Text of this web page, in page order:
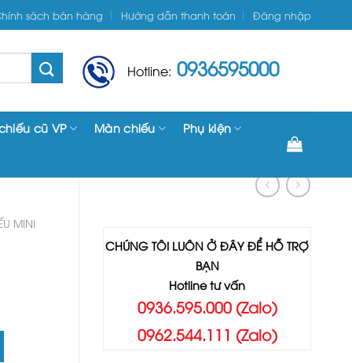
sách bán hàng Hướng dẫn thanh toán Đăng nhập
Hotline: 0936595000
cũ VP Màn chiếu Phụ kiện
CHÚNG TÔI LUÔN Ở ĐÂY ĐỂ HỖ TRỢ
BẠN
Hotline tư vấn
0936.595.000 (Zalo)
0962.544.111 (Zalo)
MINI